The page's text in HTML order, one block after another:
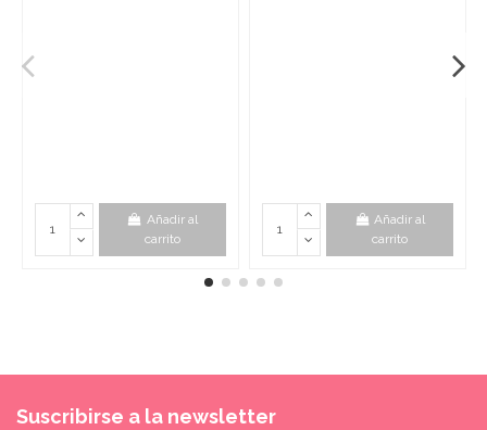
Añadir al
carrito
Añadir al
carrito
Suscribirse a la newsletter